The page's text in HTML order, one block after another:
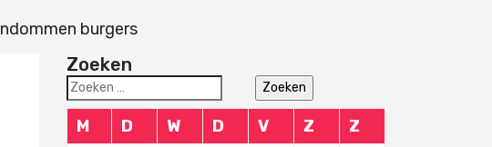
burgers
Zoeken
Zoeken
naar:
M D W D V Z Z